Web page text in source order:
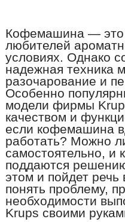
Кофемашина — это
любителей
условиях. Однако
надежная техника
разочарование и
Особенно
модели фирмы
качеством и
если кофемашина
работать? Можно
самостоятельно, и
поддаются
этом и пойдет
понять проблему,
необходимости
Krups своими